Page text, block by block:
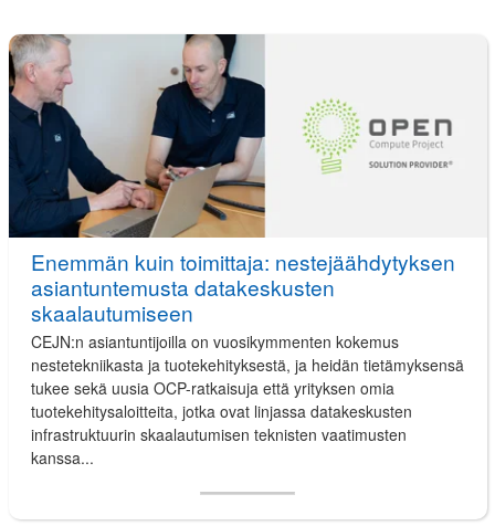
Enemmän kuin toimittaja: nestejäähdytyksen
asiantuntemusta datakeskusten
skaalautumiseen
CEJN:n asiantuntijoilla on vuosikymmenten kokemus
nestetekniikasta ja tuotekehityksestä, ja heidän tietämyksensä
tukee sekä uusia OCP-ratkaisuja että yrityksen omia
tuotekehitysaloitteita, jotka ovat linjassa datakeskusten
infrastruktuurin skaalautumisen teknisten vaatimusten
kanssa...